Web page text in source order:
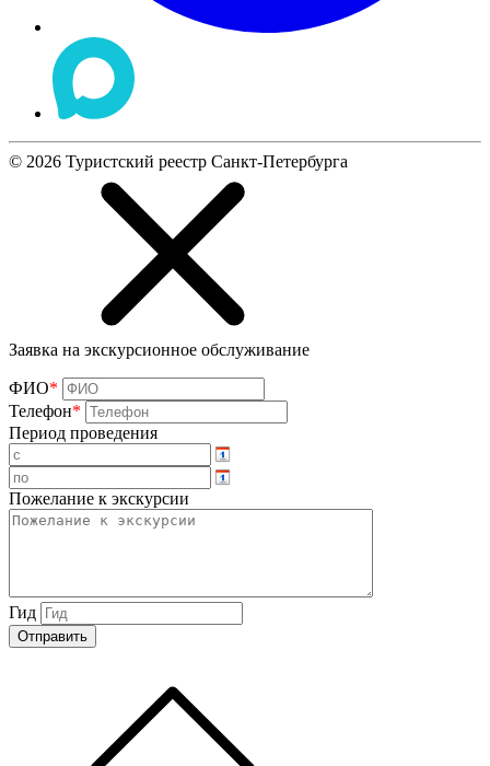
© 2026 Туристский реестр Санкт-Петербурга
Заявка на экскурсионное обслуживание
ФИО*
Телефон*
Период проведения
Пожелание к экскурсии
Гид